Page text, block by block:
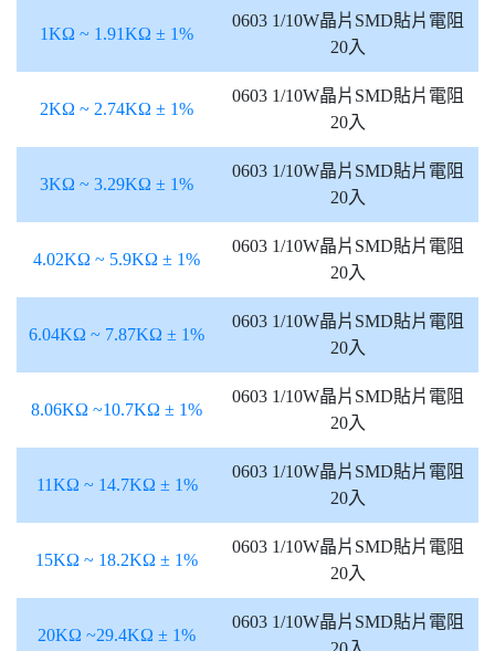
1KΩ ~ 1.91KΩ ± 1%
0603 1/10W晶片SMD貼片電阻
20入
2KΩ ~ 2.74KΩ ± 1%
0603 1/10W晶片SMD貼片電阻
20入
3KΩ ~ 3.29KΩ ± 1%
0603 1/10W晶片SMD貼片電阻
20入
4.02KΩ ~ 5.9KΩ ± 1%
0603 1/10W晶片SMD貼片電阻
20入
6.04KΩ ~ 7.87KΩ ± 1%
0603 1/10W晶片SMD貼片電阻
20入
8.06KΩ ~10.7KΩ ± 1%
0603 1/10W晶片SMD貼片電阻
20入
11KΩ ~ 14.7KΩ ± 1%
0603 1/10W晶片SMD貼片電阻
20入
15KΩ ~ 18.2KΩ ± 1%
0603 1/10W晶片SMD貼片電阻
20入
20KΩ ~29.4KΩ ± 1%
0603 1/10W晶片SMD貼片電阻